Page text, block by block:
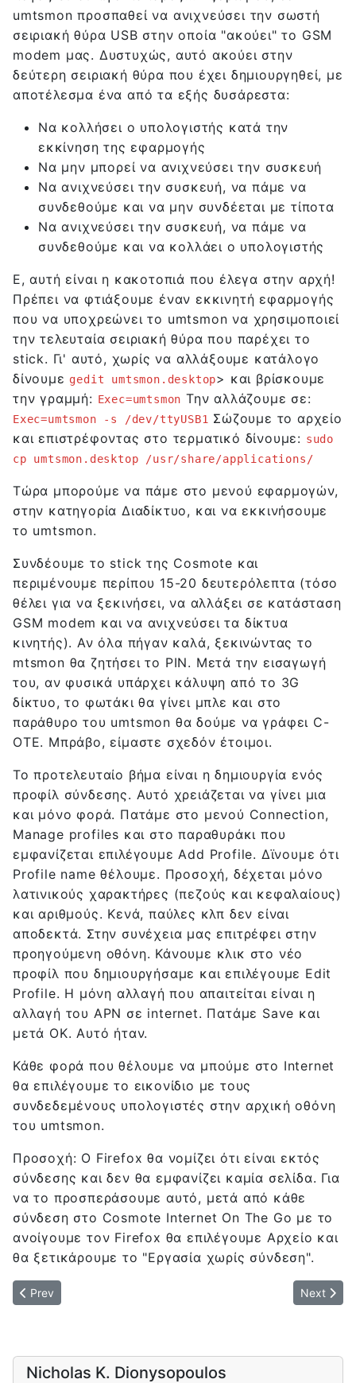
umtsmon προσπαθεί να ανιχνεύσει την σωστή
σειριακή θύρα USB στην οποία "ακούει" το GSM
modem μας. Δυστυχώς, αυτό ακούει στην
δεύτερη σειριακή θύρα που έχει δημιουργηθεί, με
αποτέλεσμα ένα από τα εξής δυσάρεστα:
Να κολλήσει ο υπολογιστής κατά την
εκκίνηση της εφαρμογής
Να μην μπορεί να ανιχνεύσει την συσκευή
Να ανιχνεύσει την συσκευή, να πάμε να
συνδεθούμε και να μην συνδέεται με τίποτα
Να ανιχνεύσει την συσκευή, να πάμε να
συνδεθούμε και να κολλάει ο υπολογιστής
Ε, αυτή είναι η κακοτοπιά που έλεγα στην αρχή!
Πρέπει να φτιάξουμε έναν εκκινητή εφαρμογής
που να υποχρεώνει το umtsmon να χρησιμοποιεί
την τελευταία σειριακή θύρα που παρέχει το
stick. Γι' αυτό, χωρίς να αλλάξουμε κατάλογο
δίνουμε gedit umtsmon.desktop> και βρίσκουμε
την γραμμή: Exec=umtsmon Την αλλάζουμε σε:
Exec=umtsmon -s /dev/ttyUSB1 Σώζουμε το αρχείο
και επιστρέφοντας στο τερματικό δίνουμε: sudo
cp umtsmon.desktop /usr/share/applications/
Τώρα μπορούμε να πάμε στο μενού εφαρμογών,
στην κατηγορία Διαδίκτυο, και να εκκινήσουμε
το umtsmon.
Συνδέουμε το stick της Cosmote και
περιμένουμε περίπου 15-20 δευτερόλεπτα (τόσο
θέλει για να ξεκινήσει, να αλλάξει σε κατάσταση
GSM modem και να ανιχνεύσει τα δίκτυα
κινητής). Αν όλα πήγαν καλά, ξεκινώντας το
mtsmon θα ζητήσει το PIN. Μετά την εισαγωγή
του, αν φυσικά υπάρχει κάλυψη από το 3G
δίκτυο, το φωτάκι θα γίνει μπλε και στο
παράθυρο του umtsmon θα δούμε να γράφει C-
OTE. Μπράβο, είμαστε σχεδόν έτοιμοι.
Το προτελευταίο βήμα είναι η δημιουργία ενός
προφίλ σύνδεσης. Αυτό χρειάζεται να γίνει μια
και μόνο φορά. Πατάμε στο μενού Connection,
Manage profiles και στο παραθυράκι που
εμφανίζεται επιλέγουμε Add Profile. Δϊνουμε ότι
Profile name θέλουμε. Προσοχή, δέχεται μόνο
λατινικούς χαρακτήρες (πεζούς και κεφαλαίους)
και αριθμούς. Κενά, παύλες κλπ δεν είναι
αποδεκτά. Στην συνέχεια μας επιτρέφει στην
προηγούμενη οθόνη. Κάνουμε κλικ στο νέο
προφίλ που δημιουργήσαμε και επιλέγουμε Edit
Profile. Η μόνη αλλαγή που απαιτείται είναι η
αλλαγή του APN σε internet. Πατάμε Save και
μετά OK. Αυτό ήταν.
Κάθε φορά που θέλουμε να μπούμε στο Internet
θα επιλέγουμε το εικονίδιο με τους
συνδεδεμένους υπολογιστές στην αρχική οθόνη
του umtsmon.
Προσοχή: Ο Firefox θα νομίζει ότι είναι εκτός
σύνδεσης και δεν θα εμφανίζει καμία σελίδα. Για
να το προσπεράσουμε αυτό, μετά από κάθε
σύνδεση στο Cosmote Internet On The Go με το
ανοίγουμε τον Firefox θα επιλέγουμε Αρχείο και
θα ξετικάρουμε το "Εργασία χωρίς σύνδεση".
Previous article: Securing your Joomla! site
Prev Next
Next
Nicholas K. Dionysopoulos